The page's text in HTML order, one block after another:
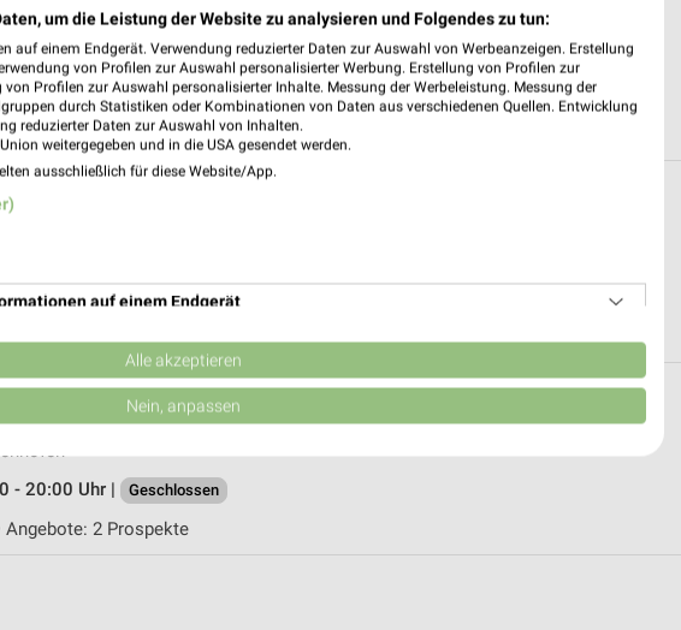
- 20:00 Uhr | Geschlossen
Straße 31
- 20:00 Uhr |
Geschlossen
Angebote: 2 Prospekte
um die Leistung der Website zu analysieren und Folgendes zu tun:
auf einem Endgerät. Verwendung reduzierter Daten zur Auswahl von Werbeanzeigen. Erstellung
von Profilen zur Auswahl personalisierter Werbung. Erstellung von Profilen zur
Profilen zur Auswahl personalisierter Inhalte. Messung der Werbeleistung. Messung der
durch Statistiken oder Kombinationen von Daten aus verschiedenen Quellen. Entwicklung
reduzierter Daten zur Auswahl von Inhalten.
weitergegeben und in die USA gesendet werden.
ausschließlich für diese Website/App.
auf einem Endgerät
von Werbeanzeigen
Werbung
von Inhalten
Alle akzeptieren
Nein, anpassen